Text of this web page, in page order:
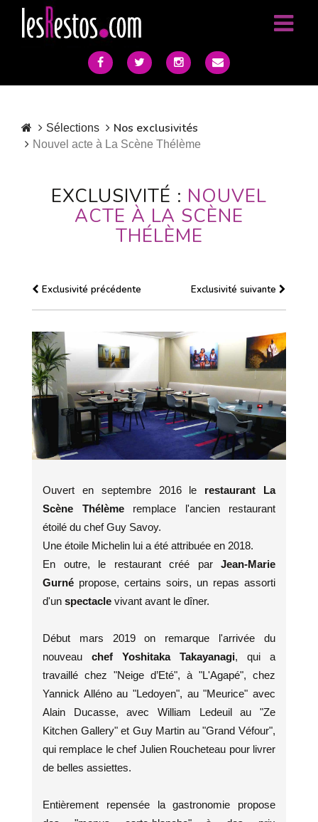
Sélections Nos exclusivités
Nouvel acte à La Scène Thélème
EXCLUSIVITÉ : NOUVEL
ACTE À LA SCÈNE
THÉLÈME
Exclusivité précédente Exclusivité suivante
Ouvert en septembre 2016 le restaurant La
Scène Thélèmeremplace l'ancien restaurant
étoilé du chef Guy Savoy.
Une étoile Michelin lui a été attribuée en 2018.
En outre, le restaurant créé par Jean-Marie
Gurné propose, certains soirs, un repas assorti
d'un spectacle vivant avant le dîner.
Début mars 2019 on remarque l'arrivée du
nouveau chef Yoshitaka Takayanagi, qui a
travaillé chez "Neige d’Eté", à "L'Agapé", chez
Yannick Alléno au "Ledoyen", au "Meurice" avec
Alain Ducasse, avec William Ledeuil au "Ze
Kitchen Gallery" et Guy Martin au "Grand Véfour",
qui remplace le chef Julien Roucheteau pour livrer
de belles assiettes.
Entièrement repensée la gastronomie propose